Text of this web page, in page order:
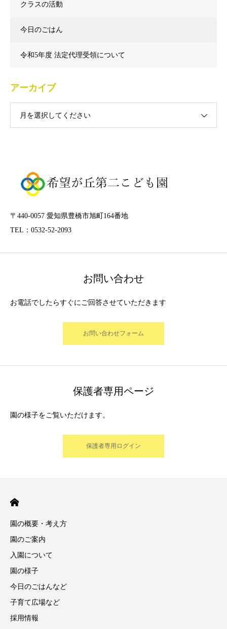
クラスの活動
今日のごはん
令和5年度 法定代理受領について
アーカイブ
月を選択してください
〒440-0057 愛知県豊橋市旭町164番地
TEL：0532-52-2093
お問い合わせ
お電話でしたらすぐにご回答させていただきます
お問い合わせフォーム
保護者専用ページ
園の様子をご覧いただけます。
保護者専用ログイン
園の概要・考え方
園のご案内
入園について
園の様子
今日のごはんなど
子育て広場など
採用情報